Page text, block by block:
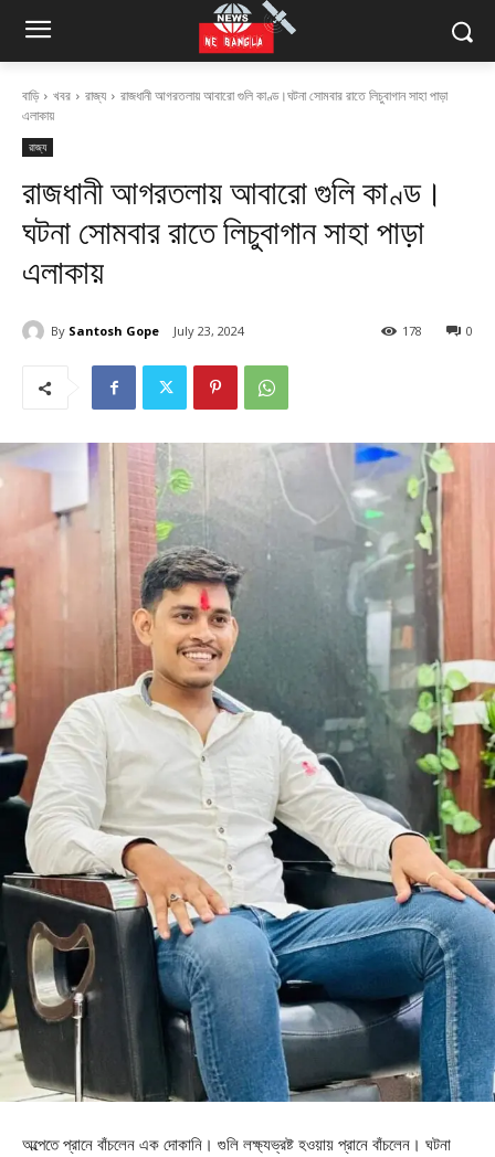
বাড়ি খবর রাজ্য
রাজধানী আগরতলায় আবারো গুলি কাণ্ড।ঘটনা সোমবার রাতে লিচুবাগান সাহা পাড়া
এলাকায়
রাজ্য
রাজধানী আগরতলায় আবারো গুলি কাণ্ড।
ঘটনা সোমবার রাতে লিচুবাগান সাহা পাড়া
এলাকায়
By Santosh Gope July 23, 2024 0
178
অল্পেতে প্রানে বাঁচলেন এক দোকানি। গুলি লক্ষ্যভ্রষ্ট হওয়ায় প্রানে বাঁচলেন। ঘটনা